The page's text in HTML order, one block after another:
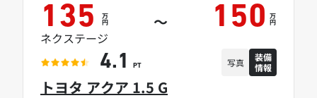
トヨタ アクア 1.5 G
135 万
円 ～ 150 万
円
ネクステージ
4.1 PT 写真
装備
情報